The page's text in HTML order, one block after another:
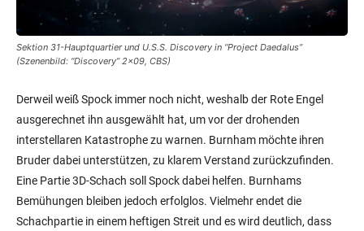
Sektion 31-Hauptquartier und U.S.S. Discovery in “Project Daedalus”
(Szenenbild: “Discovery” 2×09, CBS)
Derweil weiß Spock immer noch nicht, weshalb der Rote Engel
ausgerechnet ihn ausgewählt hat, um vor der drohenden
interstellaren Katastrophe zu warnen. Burnham möchte ihren
Bruder dabei unterstützen, zu klarem Verstand zurückzufinden.
Eine Partie 3D-Schach soll Spock dabei helfen. Burnhams
Bemühungen bleiben jedoch erfolglos. Vielmehr endet die
Schachpartie in einem heftigen Streit und es wird deutlich, dass